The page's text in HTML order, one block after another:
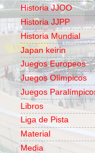
Historia JJOO
Historia JJPP
Historia Mundial
Japan keirin
Juegos Europeos
Juegos Olímpicos
Juegos
Libros
Liga de Pista
Material
Media